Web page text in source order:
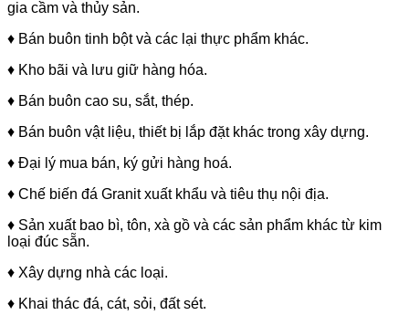
gia cầm và thủy sản.
♦ Bán buôn tinh bột và các lại thực phẩm khác.
♦ Kho bãi và lưu giữ hàng hóa.
♦ Bán buôn cao su, sắt, thép.
♦ Bán buôn vật liệu, thiết bị lắp đặt khác trong xây dựng.
♦ Đại lý mua bán, ký gửi hàng hoá.
♦ Chế biến đá Granit xuất khẩu và tiêu thụ nội địa.
♦ Sản xuất bao bì, tôn, xà gồ và các sản phẩm khác từ kim
loại đúc sẵn.
♦ Xây dựng nhà các loại.
♦ Khai thác đá, cát, sỏi, đất sét.